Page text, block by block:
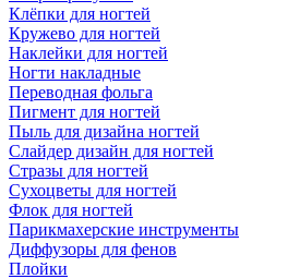
Клёпки для ногтей
Кружево для ногтей
Наклейки для ногтей
Ногти накладные
Переводная фольга
Пигмент для ногтей
Пыль для дизайна ногтей
Слайдер дизайн для ногтей
Стразы для ногтей
Сухоцветы для ногтей
Флок для ногтей
Парикмахерские инструменты
Диффузоры для фенов
Плойки